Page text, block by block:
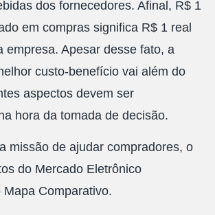
dos fornecedores. Afinal, R$ 1
em compras significa R$ 1 real
empresa. Apesar desse fato, a
custo-benefício vai além do
aspectos devem ser
hora da tomada de decisão.
missão de ajudar compradores, o
do Mercado Eletrônico
Comparativo.